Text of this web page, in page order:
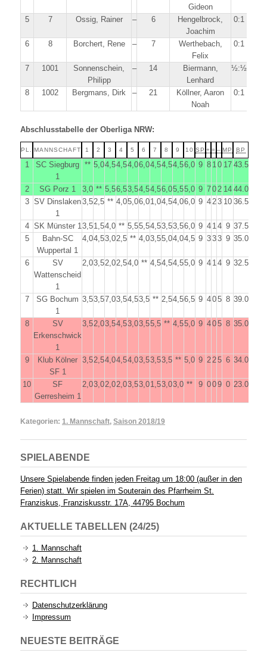
Gideon
5 7 Ossig, Rainer – 6
Hengelbrock,
Joachim
0:1
6 8 Borchert, Rene – 7
Werthebach,
Felix
0:1
7 1001
Sonnenschein,
Philipp
– 14
Biermann,
Lenhard
½:½
8 1002 Bergmans, Dirk – 21
Köllner, Aaron
Noah
0:1
Abschlusstabelle der Oberliga NRW:
PL. MANNSCHAFT 1 2 3 4 5 6 7 8 9 10 SP + = – MP BP
1
SC Siegburg
1
** 5,04,54,54,06,04,54,54,56,0 9 8 10 17 43.5
2 SG Porz 1 3,0 ** 5,56,53,54,54,56,05,55,0 9 702 14 44.0
3 SV Dinslaken
1
3,52,5 ** 4,05,06,01,04,54,06,0 9 423 10 36.5
4 SK Münster 13,51,54,0 ** 5,55,54,53,53,56,0 9 4 14 9 37.5
5
Bahn-SC
Wuppertal 1
4,04,53,02,5 ** 4,03,55,04,04,5 9 333 9 35.0
6
SV
Wattenscheid
1
2,03,52,02,54,0 ** 4,54,54,55,0 9 4 14 9 32.5
7
SG Bochum
1
3,53,57,03,54,53,5 ** 2,54,56,5 9 405 8 39.0
8
SV
Erkenschwick
1
3,52,03,54,53,03,55,5 ** 4,55,0 9 405 8 35.0
9
Klub Kölner
SF 1
3,52,54,04,54,03,53,53,5 ** 5,0 9 225 6 34.0
10
SF
Gerresheim 1
2,03,02,02,03,53,01,53,03,0 ** 9 009 0 23.0
Kategorien: 1. Mannschaft, Saison 2018/19
SPIELABENDE
Unsere Spielabende finden jeden Freitag um 18:00 (außer in den
Ferien) statt. Wir spielen im Souterain des Pfarrheim St.
Franziskus, Franziskusstr. 17A, 44795 Bochum
AKTUELLE TABELLEN (24/25)
1. Mannschaft
2. Mannschaft
RECHTLICH
Datenschutzerklärung
Impressum
NEUESTE BEITRÄGE